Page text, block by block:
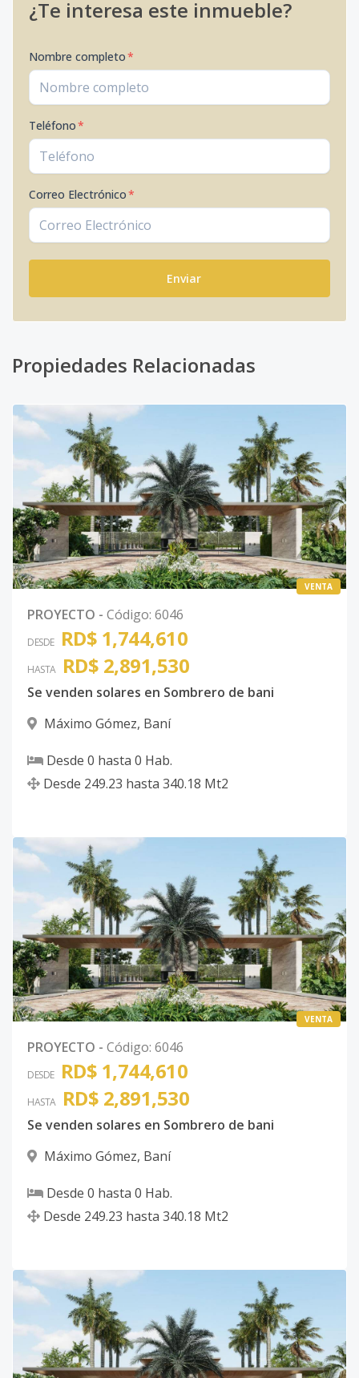
¿Te interesa este inmueble?
Nombre completo*
Teléfono*
Correo Electrónico*
Enviar
Propiedades Relacionadas
VENTA
PROYECTO - Código: 6046
DESDE RD$ 1,744,610
HASTA RD$ 2,891,530
Se venden solares en Sombrero de bani
Máximo Gómez, Baní
Desde 0 hasta 0 Hab.
Desde 249.23 hasta 340.18 Mt2
VENTA
PROYECTO - Código: 6046
DESDE RD$ 1,744,610
HASTA RD$ 2,891,530
Se venden solares en Sombrero de bani
Máximo Gómez, Baní
Desde 0 hasta 0 Hab.
Desde 249.23 hasta 340.18 Mt2